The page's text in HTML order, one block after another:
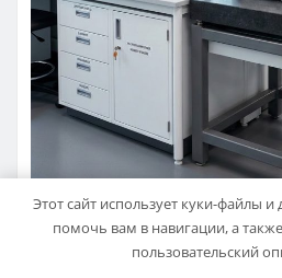
БИЗНЕС И ИНВЕСТИЦИИ
Этот сайт использует куки-файлы
помочь вам в навигации, а
пользовательский